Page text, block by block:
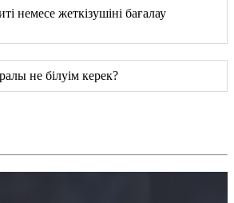
немесе жеткізушіні бағалау
не білуім керек?